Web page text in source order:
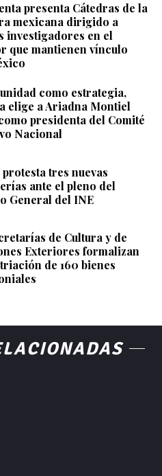
presenta Cátedras de la
mexicana dirigido a
investigadores en el
que mantienen vínculo
como estrategia,
elige a Ariadna Montiel
presidenta del Comité
Nacional
tres nuevas
ante el pleno del
General del INE
de Cultura y de
Exteriores formalizan
de 160 bienes